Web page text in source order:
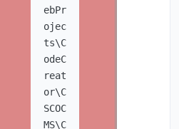
ebPr
ojec
ts\C
odeC
reat
or\C
SCOC
MS\C